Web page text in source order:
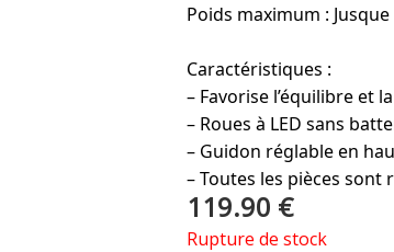
Poids maximum : Jusque
Caractéristiques :
– Favorise l’équilibre et
– Roues à LED sans
– Guidon réglable en
– Toutes les pièces sont
119.90 €
Rupture de stock